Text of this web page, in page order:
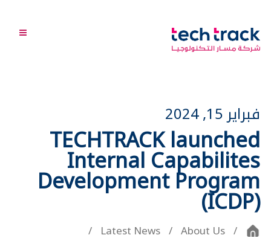
فبراير 15, 2024
TECHTRACK launched
Internal Capabilites
Development Program
(ICDP)
About Us
Latest News